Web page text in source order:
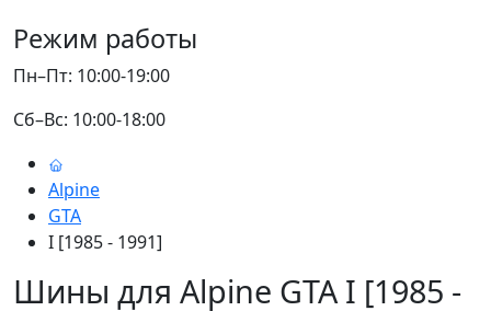
Режим работы
Пн–Пт: 10:00-19:00
Сб–Вс: 10:00-18:00
Alpine
GTA
I [1985 - 1991]
Шины для Alpine GTA I [1985 -